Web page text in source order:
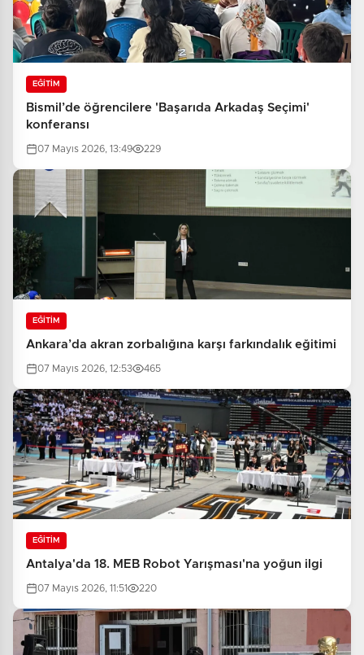
EĞİTİM
Bismil’de öğrencilere 'Başarıda Arkadaş Seçimi'
konferansı
07 Mayıs 2026, 13:49 229
EĞİTİM
Ankara’da akran zorbalığına karşı farkındalık eğitimi
07 Mayıs 2026, 12:53 465
EĞİTİM
Antalya'da 18. MEB Robot Yarışması'na yoğun ilgi
07 Mayıs 2026, 11:51 220